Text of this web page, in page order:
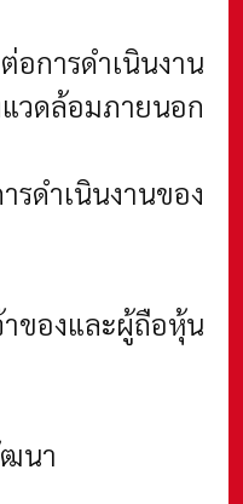
การดำเนินงาน
วดล้อมภายนอก
ดำเนินงานของ
ของและผู้ถือหุ้น
นา